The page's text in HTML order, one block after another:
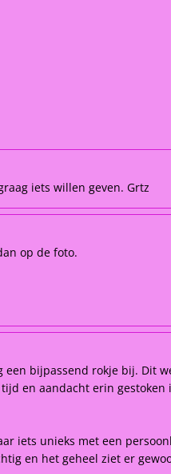
iets willen geven. Grtz
op de foto.
bijpassend rokje bij. Dit
en aandacht erin
iets unieks met een
en het geheel ziet er